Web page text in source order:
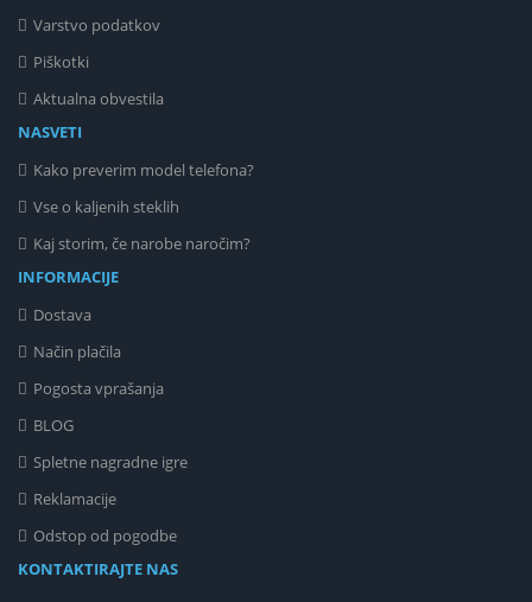
Varstvo podatkov
Piškotki
Aktualna obvestila
NASVETI
Kako preverim model telefona?
Vse o kaljenih steklih
Kaj storim, če narobe naročim?
INFORMACIJE
Dostava
Način plačila
Pogosta vprašanja
BLOG
Spletne nagradne igre
Reklamacije
Odstop od pogodbe
KONTAKTIRAJTE NAS